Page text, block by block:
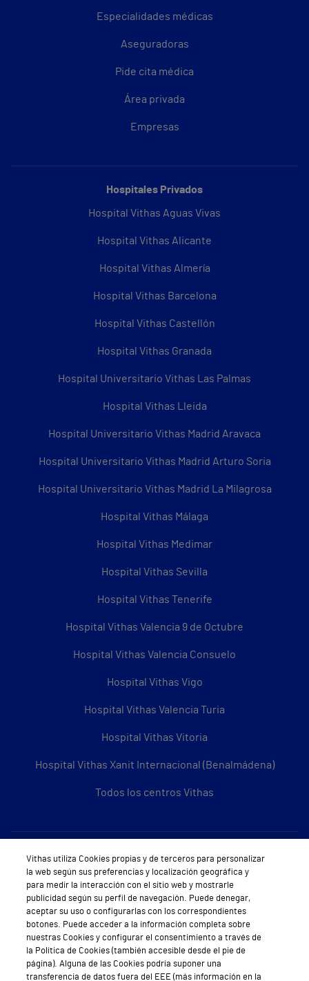
Especialidades médicas
Aseguradoras
Pide cita médica
Área privada
Empresas
Hospitales Privados
Hospital Vithas Aguas Vivas
Hospital Vithas Alicante
Hospital Vithas Almería
Hospital Vithas Barcelona
Hospital Vithas Castellón
Hospital Vithas Granada
Hospital Universitario Vithas Las Palmas
Hospital Vithas Lleida
Hospital Universitario Vithas Madrid Aravaca
Hospital Universitario Vithas Madrid Arturo Soria
Hospital Universitario Vithas Madrid La Milagrosa
Hospital Vithas Málaga
Hospital Vithas Medimar
Hospital Vithas Sevilla
Hospital Vithas Tenerife
Hospital Vithas Valencia 9 de Octubre
Hospital Vithas Valencia Consuelo
Hospital Vithas Vigo
Hospital Vithas Valencia Turia
Hospital Vithas Vitoria
Hospital Vithas Xanit Internacional (Benalmádena)
Todos los centros Vithas
Sobre Vithas
Quiénes somos
Trabajar en Vithas
Teléfono Cita Médica
Teléfono Atención al Cliente
Vithas utiliza Cookies propias y de terceros para personalizar
la web según sus preferencias y localización geográfica y
para medir la interacción con el sitio web y mostrarle
publicidad según su perfil de navegación. Puede denegar,
aceptar su uso o configurarlas con los correspondientes
botones. Puede acceder a la información completa sobre
nuestras Cookies y configurar el consentimiento a través de
la Política de Cookies (también accesible desde el pie de
página). Alguna de las Cookies podría suponer una
transferencia de datos fuera del EEE (más información en la